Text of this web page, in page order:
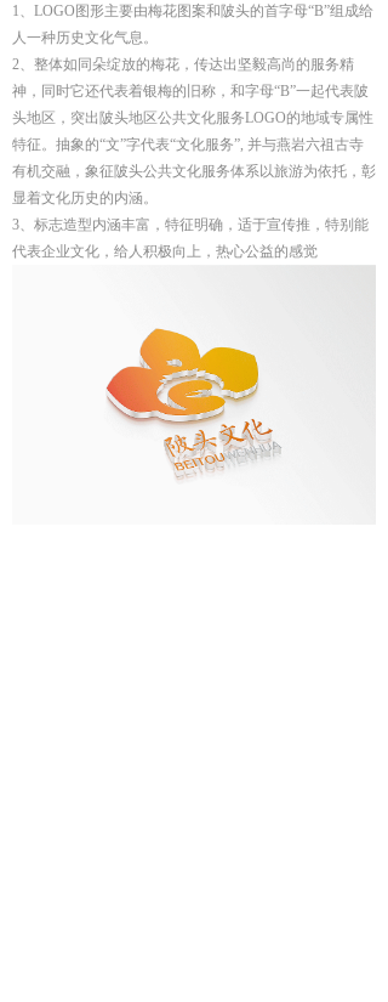
1、LOGO图形主要由梅花图案和陂头的首字母“B”组成给
人一种历史文化气息。
2、整体如同朵绽放的梅花，传达出坚毅高尚的服务精
神，同时它还代表着银梅的旧称，和字母“B”一起代表陂
头地区，突出陂头地区公共文化服务LOGO的地域专属性
特征。抽象的“文”字代表“文化服务”, 并与燕岩六祖古寺
有机交融，象征陂头公共文化服务体系以旅游为依托，彰
显着文化历史的内涵。
3、标志造型内涵丰富，特征明确，适于宣传推，特别能
代表企业文化，给人积极向上，热心公益的感觉